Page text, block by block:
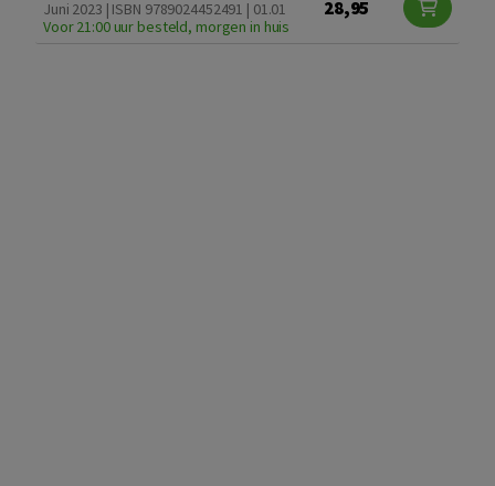
Juni 2023 | ISBN 9789024452491 | 01.01
Voor 21:00 uur besteld, morgen in huis
28,95